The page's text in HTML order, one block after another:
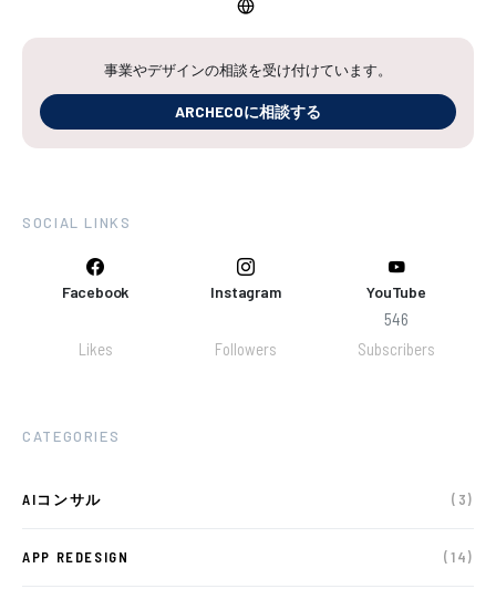
事業やデザインの相談を受け付けています。
ARCHECOに相談する
SOCIAL LINKS
Facebook
Likes
Instagram
Followers
YouTube
546
Subscribers
CATEGORIES
AIコンサル (3)
APP REDESIGN (14)